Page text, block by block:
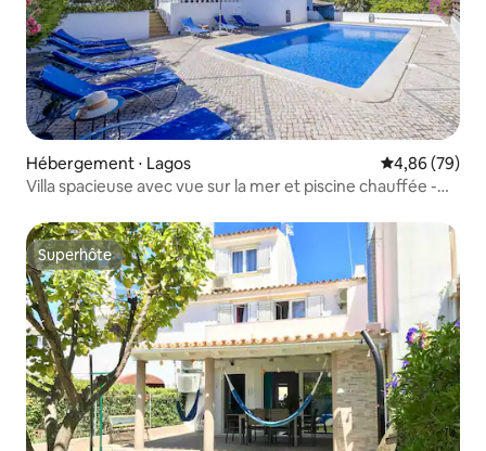
Hébergement ⋅ Lagos Évaluation
4,86 (79)
Villa spacieuse avec vue sur la mer et piscine chauffée -
Superhôte
Superhôte